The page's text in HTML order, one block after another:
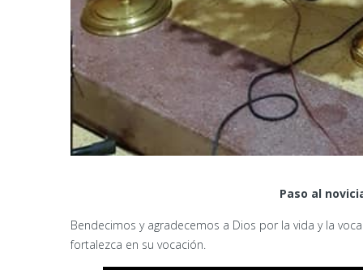
Paso al
Bendecimos y agradecemos a Dios por la vida y la
fortalezca en su vocación.